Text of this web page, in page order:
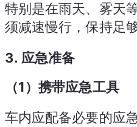
特别是在雨天、雾天
须减速慢行，保持足
3. 应急准备
（1）携带应急工具
车内应配备必要的应